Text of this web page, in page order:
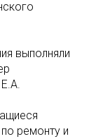
выполняли
ремонту и